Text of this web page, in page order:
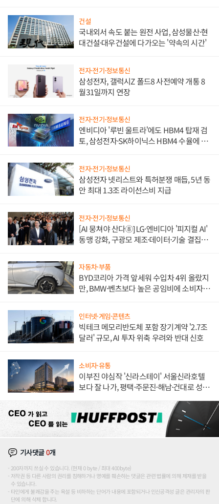
건설
국내외서 속도 붙는 원전 사업, 삼성물산·현
대건설·대우건설에 다가오는 '약속의 시간'
전자·전기·정보통신
삼성전자, 갤럭시Z 폴드8 사전예약 개통 8
월31일까지 연장
전자·전기·정보통신
엔비디아 '루빈 울트라'에도 HBM4 탑재 검
토, 삼성전자·SK하이닉스 HBM4 수율에 주
전자·전기·정보통신
삼성전자 넷리스트와 특허분쟁 매듭, 5년 동
안 최대 1.3조 라이선스비 지급
전자·전기·정보통신
[AI 뭉쳐야 산다⑧] LG·엔비디아 '피지컬 AI'
동맹 강화, 구광모 제조·데이터·기술 결집
자동차·부품
BYD코리아 가격 앞세워 수입차 4위 올랐지
만, BMW·벤츠보다 높은 공임비에 소비자
인터넷·게임·콘텐츠
빅테크 메모리반도체 포함 장기계약 '2.7조
달러' 규모, AI 투자 위축 우려와 반대 신호
소비자·유통
이부진 야심작 '신라스테이' 서울신라호텔
보다 잘 나가, 평택·주문진·해남·건대로 성
기사댓글0개
200자까지 쓰실 수 있습니다. (현재 0 byte / 최대 400byte)
저작권 등 다른 사람의 권리를 침해하거나 명예를 훼손하는 댓글은 관련 법률에 의해 제재를 받을
수 있습니다.
타인에게 불쾌감을 주는 욕설 등 비하하는 단어가 내용에 포함되거나 인신공격성 글은 관리자의 판
단에 의해 삭제 합니다.